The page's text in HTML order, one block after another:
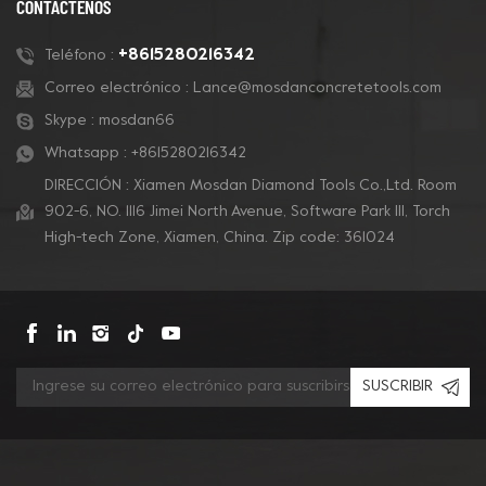
pulido de concreto.
CONTÁCTENOS
Teléfono : +8615280216342
Correo electrónico : Lance@mosdanconcretetools.com
Skype : mosdan66
Whatsapp : +8615280216342
DIRECCIÓN : Xiamen Mosdan Diamond Tools Co.,Ltd. Room
902-6, NO. 1116 Jimei North Avenue, Software Park Ill, Torch
High-tech Zone, Xiamen, China. Zip code: 361024
SUSCRIBIR